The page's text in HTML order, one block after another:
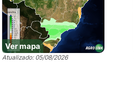
Ver mapa
Atualizado: 05/08/2026